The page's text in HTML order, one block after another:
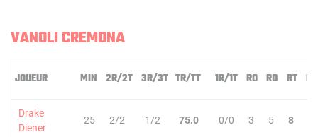
VANOLI CREMONA
JOUEUR MIN 2R/2T 3R/3T TR/TT 1R/1T RO RD RT PD
Drake
Diener
25 2/2 1/2 75.0 0/0 3 5 8